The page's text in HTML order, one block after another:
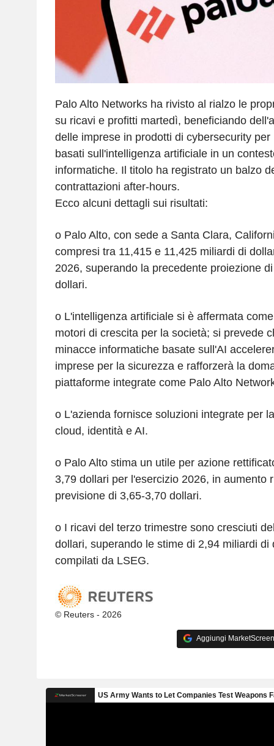
Palo Alto Networks ha rivisto al rialzo le
su ricavi e profitti martedì, beneficiando
delle imprese in prodotti di cybersecurity
basati sull'intelligenza artificiale in un
informatiche. Il titolo ha registrato un balzo
contrattazioni after-hours.
Ecco alcuni dettagli sui risultati:
o Palo Alto, con sede a Santa Clara,
compresi tra 11,415 e 11,425 miliardi di
2026, superando la precedente proiezione
dollari.
o L'intelligenza artificiale si è affermata
motori di crescita per la società; si prevede
minacce informatiche basate sull'AI
imprese per la sicurezza e rafforzerà la
piattaforme integrate come Palo Alto
o L'azienda fornisce soluzioni integrate per
cloud, identità e AI.
o Palo Alto stima un utile per azione
3,79 dollari per l'esercizio 2026, in aumento
previsione di 3,65-3,70 dollari.
o I ricavi del terzo trimestre sono cresciuti
dollari, superando le stime di 2,94 miliardi di
compilati da LSEG.
© Reuters - 2026
Aggiungi